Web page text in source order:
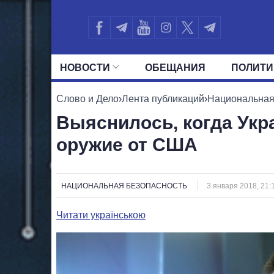
НОВОСТИ ОБЕЩАНИЯ
ВСЕ ПОЛИТИКИ ПРЕЗИДЕНТ И
Слово и Дело›Лента публикаций›
Выяснилось, когда
оружие от США
НАЦИОНАЛЬНАЯ БЕЗОПАСНОСТЬ 3 января 2018,
Читати українською